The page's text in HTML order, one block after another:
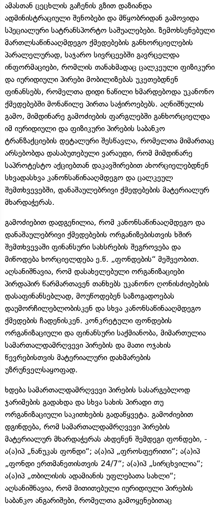
ამასთან ცეცხლის გაჩენის გზით დაზიანდა
ადმინისტრაციული შენობები და მწყობრიდან გამოვიდა
სპეციალური სატრანსპორტო საშუალებები. ზემოხსენებული
მართლსაწინააღმდეგო ქმედებების განხორციელების
პარალელურად, საჯარო სივრცეებში გავრცელდა
ინფორმაციები, რომლის თანახმადაც ცალკეული ფიზიკური
და იურიდიული პირები მობილიზებას უკეთებდნენ
ფინანსებს, რომელთა დიდი ნაწილი ხმარდებოდა უკანონო
ქმედებებში მონაწილე პირთა საჭიროებებს. აღნიშნულის
გამო, მიმდინარე გამოძიების ფარგლებში განხორციელდა
იმ იურიდიული და ფიზიკური პირების საბანკო
ტრანზაქციების დეტალური შესწავლა, რომელთა მიმართაც
არსებობდა დასაბუთებული ვარაუდი, რომ მიმდინარე
საპროტესტო აქციებთან დაკავშირებით ახორციელებდნენ
სხვადასხვა კანონსაწინააღმდეგო და ცალკეულ
შემთხვევებში, დანაშაულებრივი ქმედებების მატერიალურ
მხარდაჭერას.
გამოძიებით დადგენილია, რომ კანონსაწინააღმდეგო და
დანაშაულებრივი ქმედებების ორგანიზებისთვის ხშირ
შემთხვევაში ფინანსური სახსრების შეგროვება და
მიწოდება ხორციელდება ე.წ. „ფონდების“ მეშვეობით.
აღსანიშნავია, რომ დასახელებული ორგანიზაციები
პირდაპირ წარმართავენ თანხებს უკანონო ღონისძიებების
დასაფინანსებლად, მოუწოდებენ საზოგადოებას
დაუმორჩილებლობისკენ და სხვა კანონსაწინააღმდეგო
ქმედების ჩადენისკენ. კონკრეტული ფონდების
ორგანიზაციული და ფინანსური საქმიანობა, მიმართულია
სამართალდამრღვევი პირების და მათი ოჯახის
წევრებისთვის მატერიალური დახმარების
უზრუნველსაყოფად.
ხდება სამართალდამრღვევი პირების სასარგებლოდ
ჯარიმების გადახდა და სხვა სახის პირადი თუ
ორგანიზაციული საკითხების გადაწყვეტა. გამოძიებით
დგინდება, რომ სამართალდამრღვევი პირების
მატერიალურ მხარდაჭერას ახდენენ შემდეგი ფონდები, -
ა(ა)იპ „ნანუკას ფონდი“; ა(ა)იპ „ფროსფერითი“; ა(ა)იპ
„ფონდი ერთმანეთისთვის 24/7“; ა(ა)იპ „სირცხვილია“;
ა(ა)იპ „თბილისის ადამიანის უფლებათა სახლი“;
აღსანიშნავია, რომ მითითებული იურიდიული პირების
საბანკო ანგარიშები, რომელთა გამოყენებითაც